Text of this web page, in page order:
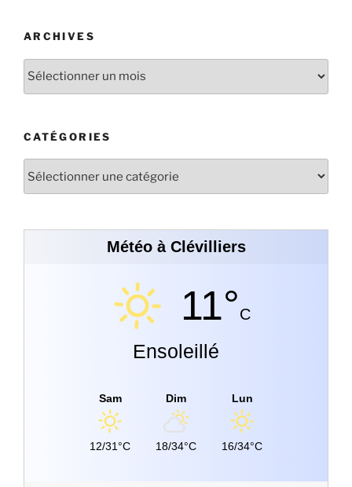
ARCHIVES
CATÉGORIES
Météo à Clévilliers
11°C
Ensoleillé
Sam
12/31°C
Dim
18/34°C
Lun
16/34°C